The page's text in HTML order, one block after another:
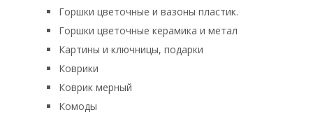
Горшки цветочные и вазоны пластик.
Горшки цветочные керамика и метал
Картины и ключницы, подарки
Коврики
Коврик мерный
Комоды